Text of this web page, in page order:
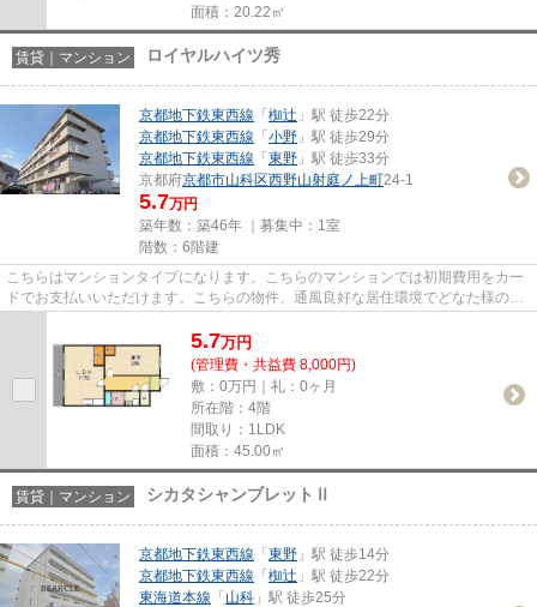
面積：20.22㎡
賃貸｜マンション ロイヤルハイツ秀
京都地下鉄東西線 「 椥辻 」駅 徒歩22分
京都地下鉄東西線 「 小野 」駅 徒歩29分
京都地下鉄東西線 「 東野 」駅 徒歩33分
京都府京都市山科区西野山射庭ノ上町24-1
5.7万円
築年数：築46年 ｜募集中： 1室
階数：6階建
こちらはマンションタイプになります。こちらのマンションでは初期費用をカー
ドでお支払いいただけます。こちらの物件、通風良好な居住環境でどなた様の健
5.7万円
(管理費・共益費 8,000円)
敷：0万円｜礼：0ヶ月
所在階：4階
間取り：1LDK
面積：45.00㎡
賃貸｜マンション シカタシャンブレットⅡ
京都地下鉄東西線 「 東野 」駅 徒歩14分
京都地下鉄東西線 「 椥辻 」駅 徒歩22分
東海道本線 「 山科 」駅 徒歩25分